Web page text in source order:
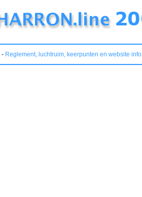
- Reglement, luchtruim, keerpunten en website info